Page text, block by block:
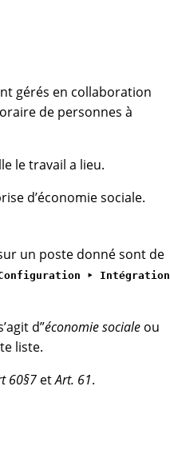
gérés en collaboration
de personnes à
le travail a lieu.
d’économie sociale.
un poste donné sont de
‣ Intégration
d”économie sociale ou
liste.
60§7 etArt. 61.